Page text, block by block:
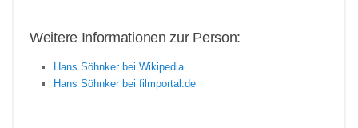
Weitere Informationen zur Person:
Hans Söhnker bei Wikipedia
Hans Söhnker bei filmportal.de